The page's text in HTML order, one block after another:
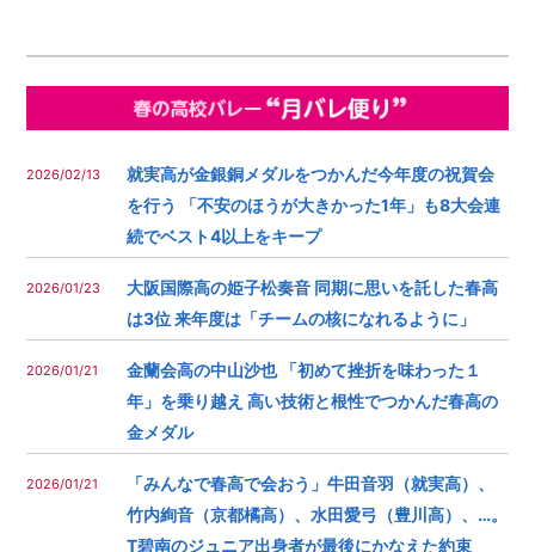
2026/02/13
就実高が金銀銅メダルをつかんだ今年度の祝賀会
を行う 「不安のほうが大きかった1年」も8大会連
続でベスト4以上をキープ
2026/01/23
大阪国際高の姫子松奏音 同期に思いを託した春高
は3位 来年度は「チームの核になれるように」
2026/01/21
金蘭会高の中山沙也 「初めて挫折を味わった１
年」を乗り越え 高い技術と根性でつかんだ春高の
金メダル
2026/01/21
「みんなで春高で会おう」牛田音羽（就実高）、
竹内絢音（京都橘高）、水田愛弓（豊川高）、…。
T碧南のジュニア出身者が最後にかなえた約束